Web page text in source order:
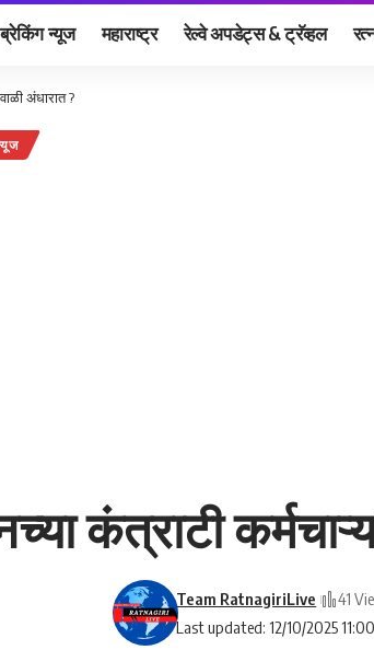
ब्रेकिंग न्यूज महाराष्ट्र रेल्वे अपडेट्स & ट्रॅव्हल
अंधारात ?
कंत्राटी
Last updated: 12/10/2025
Team RatnagiriLive 41